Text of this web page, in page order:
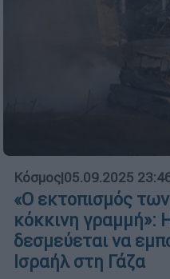
Κόσμος|05.09.2025
«Ο εκτοπισμός των
κόκκινη γραμμή»:
δεσμεύεται να
Ισραήλ στη Γάζα